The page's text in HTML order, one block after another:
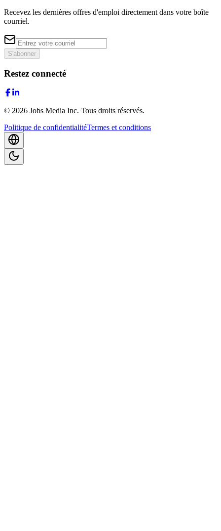
Recevez les dernières offres d'emploi directement dans votre boîte
courriel.
S'abonner
Restez connecté
© 2026 Jobs Media Inc. Tous droits réservés.
Politique de confidentialitéTermes et conditions